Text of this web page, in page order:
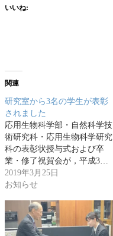
いいね:
関連
研究室から3名の学生が表彰
されました
応用生物科学部・自然科学技
術研究科・応用生物科学研究
科の表彰状授与式および卒
業・修了祝賀会が，平成3…
2019年3月25日
お知らせ